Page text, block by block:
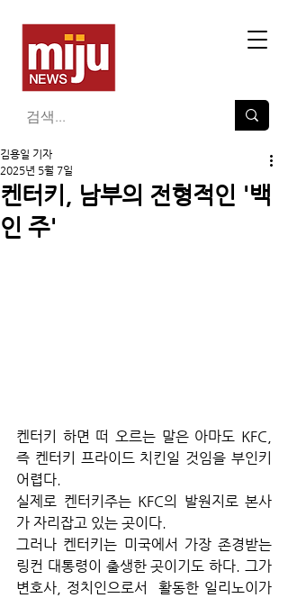
켄터키, 남부의 전형적인 '백
인 주'
김용일 기자
2025년 5월 7일
켄터키 하면 떠 오르는 말은 아마도 KFC,
즉 켄터키 프라이드 치킨일 것임을 부인키
어렵다.
실제로 켄터키주는 KFC의 발원지로 본사
가 자리잡고 있는 곳이다.
그러나 켄터키는 미국에서 가장 존경받는
링컨 대통령이 출생한 곳이기도 하다. 그가
변호사, 정치인으로서  활동한 일리노이가